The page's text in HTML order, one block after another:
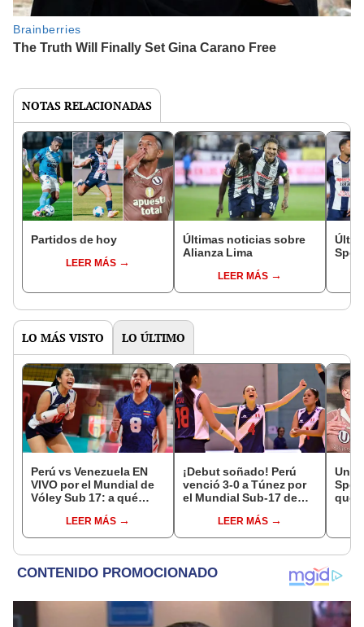
NOTAS RELACIONADAS
Partidos de hoy
LEER MÁS
Últimas noticias sobre
Alianza Lima
LEER MÁS
LO MÁS VISTO LO ÚLTIMO
Perú vs Venezuela EN
VIVO por el Mundial de
Vóley Sub 17: a qué
partido de la fecha 2
LEER MÁS
¡Debut soñado! Perú
venció 3-0 a Túnez por
el Mundial Sub-17 de
LEER MÁS
qué
2026